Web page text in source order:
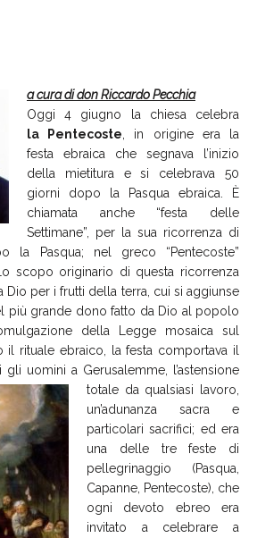
a cura di don Riccardo Pecchia
Oggi 4 giugno la chiesa celebra
la Pentecoste , in origine era la
festa ebraica che segnava l’inizio
della mietitura e si celebrava 50
giorni dopo la Pasqua ebraica. È
chiamata anche “festa delle
Settimane”, per la sua ricorrenza di
la Pasqua; nel greco “Pentecoste”
scopo originario di questa ricorrenza
Dio per i frutti della terra, cui si aggiunse
più grande dono fatto da Dio al popolo
della Legge mosaica sul
il rituale ebraico, la festa comportava il
uomini a Gerusalemme, l’astensione
totale da qualsiasi lavoro,
un’adunanza sacra e
particolari sacrifici; ed era
una delle tre feste di
pellegrinaggio (Pasqua,
Capanne, Pentecoste), che
ogni devoto ebreo era
invitato a celebrare a